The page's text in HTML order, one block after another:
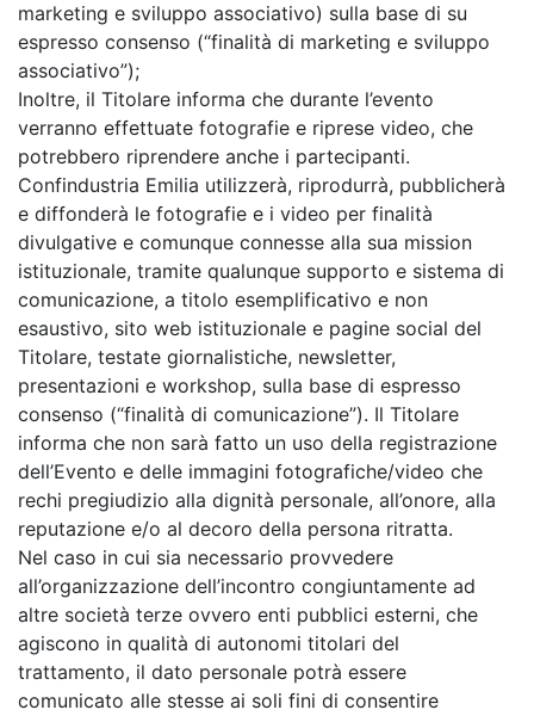
marketing e sviluppo associativo) sulla base di su
espresso consenso (“finalità di marketing e sviluppo
associativo”);
Inoltre, il Titolare informa che durante l’evento
verranno effettuate fotografie e riprese video, che
potrebbero riprendere anche i partecipanti.
Confindustria Emilia utilizzerà, riprodurrà, pubblicherà
e diffonderà le fotografie e i video per finalità
divulgative e comunque connesse alla sua mission
istituzionale, tramite qualunque supporto e sistema di
comunicazione, a titolo esemplificativo e non
esaustivo, sito web istituzionale e pagine social del
Titolare, testate giornalistiche, newsletter,
presentazioni e workshop, sulla base di espresso
consenso (“finalità di comunicazione”). Il Titolare
informa che non sarà fatto un uso della registrazione
dell’Evento e delle immagini fotografiche/video che
rechi pregiudizio alla dignità personale, all’onore, alla
reputazione e/o al decoro della persona ritratta.
Nel caso in cui sia necessario provvedere
all’organizzazione dell’incontro congiuntamente ad
altre società terze ovvero enti pubblici esterni, che
agiscono in qualità di autonomi titolari del
trattamento, il dato personale potrà essere
comunicato alle stesse ai soli fini di consentire